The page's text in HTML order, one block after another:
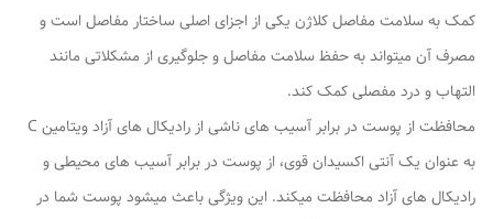
کمک به سلامت مفاصل کلاژن یکی از اجزای اصلی ساختار مفاصل است و
مصرف آن میتواند به حفظ سلامت مفاصل و جلوگیری از مشکلاتی مانند
التهاب و درد مفصلی کمک کند.
محافظت از پوست در برابر آسیب‌ های ناشی از رادیکال‌ های آزاد ویتامین C
به عنوان یک آنتی‌ اکسیدان قوی، از پوست در برابر آسیب‌ های محیطی و
رادیکال‌ های آزاد محافظت میکند. این ویژگی باعث میشود پوست شما در